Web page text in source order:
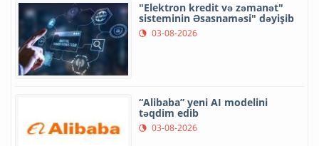
"Elektron kredit və zəmanət"
sisteminin Əsasnaməsi" dəyişib
03-08-2026
“Alibaba” yeni AI modelini
təqdim edib
03-08-2026